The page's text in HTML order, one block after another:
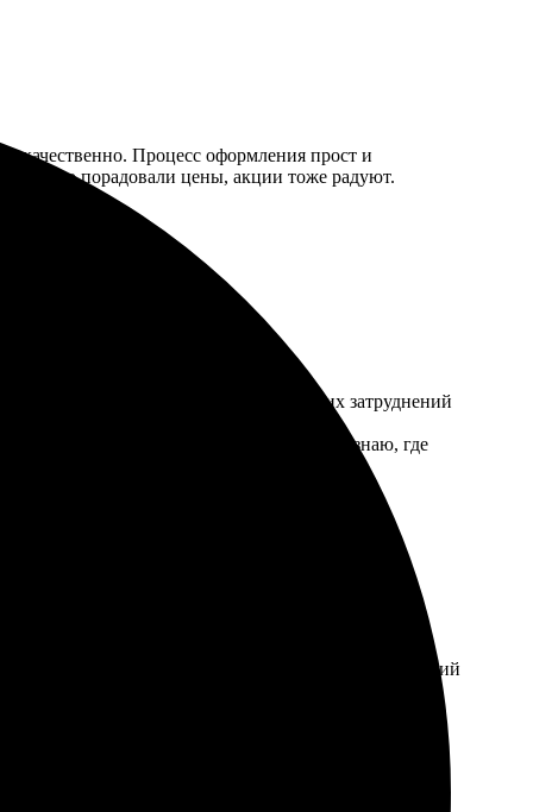
качественно. Процесс оформления прост и
порадовали цены, акции тоже радуют.
сайт, удобный интерфейс – никаких затруднений
если нужно будет сделать что-то еще, знаю, где
Оплатила онлайн, доставка пришла на следующий
вернусь за новыми заказами!